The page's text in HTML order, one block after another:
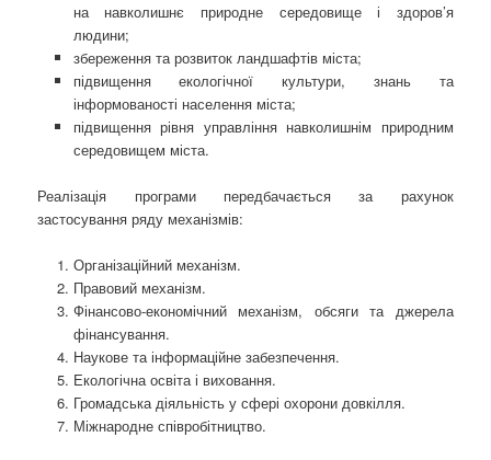
на навколишнє природне середовище і здоров’я
людини;
збереження та розвиток ландшафтів міста;
підвищення екологічної культури, знань та
інформованості населення міста;
підвищення рівня управління навколишнім природним
середовищем міста.
Реалізація програми передбачається за рахунок
застосування ряду механізмів:
Організаційний механізм.
Правовий механізм.
Фінансово-економічний механізм, обсяги та джерела
фінансування.
Наукове та інформаційне забезпечення.
Екологічна освіта і виховання.
Громадська діяльність у сфері охорони довкілля.
Міжнародне співробітництво.